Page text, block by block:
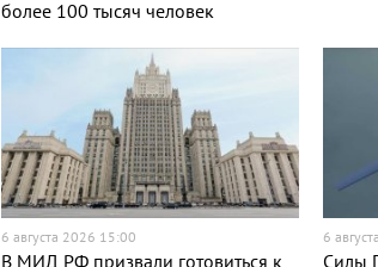
более 100 тысяч человек
6 августа 2026 15:00
В МИД РФ призвали готовиться к
6
Силы